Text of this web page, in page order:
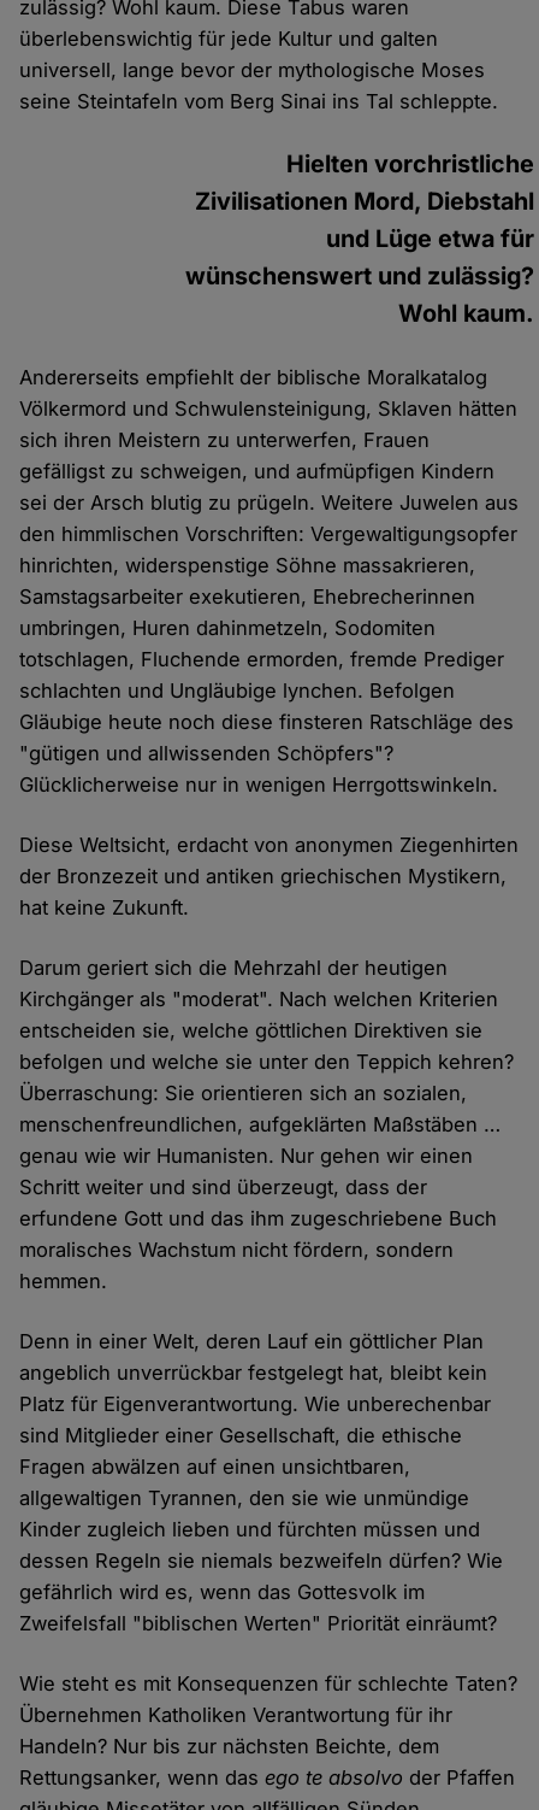
zulässig? Wohl kaum. Diese Tabus waren
überlebenswichtig für jede Kultur und galten
universell, lange bevor der mythologische Moses
seine Steintafeln vom Berg Sinai ins Tal schleppte.
Hielten vorchristliche
Zivilisationen Mord, Diebstahl
und Lüge etwa für
wünschenswert und zulässig?
Wohl kaum.
Andererseits empfiehlt der biblische Moralkatalog
Völkermord und Schwulensteinigung, Sklaven hätten
sich ihren Meistern zu unterwerfen, Frauen
gefälligst zu schweigen, und aufmüpfigen Kindern
sei der Arsch blutig zu prügeln. Weitere Juwelen aus
den himmlischen Vorschriften: Vergewaltigungsopfer
hinrichten, widerspenstige Söhne massakrieren,
Samstagsarbeiter exekutieren, Ehebrecherinnen
umbringen, Huren dahinmetzeln, Sodomiten
totschlagen, Fluchende ermorden, fremde Prediger
schlachten und Ungläubige lynchen. Befolgen
Gläubige heute noch diese finsteren Ratschläge des
"gütigen und allwissenden Schöpfers"?
Glücklicherweise nur in wenigen Herrgottswinkeln.
Diese Weltsicht, erdacht von anonymen Ziegenhirten
der Bronzezeit und antiken griechischen Mystikern,
hat keine Zukunft.
Darum geriert sich die Mehrzahl der heutigen
Kirchgänger als "moderat". Nach welchen Kriterien
entscheiden sie, welche göttlichen Direktiven sie
befolgen und welche sie unter den Teppich kehren?
Überraschung: Sie orientieren sich an sozialen,
menschenfreundlichen, aufgeklärten Maßstäben …
genau wie wir Humanisten. Nur gehen wir einen
Schritt weiter und sind überzeugt, dass der
erfundene Gott und das ihm zugeschriebene Buch
moralisches Wachstum nicht fördern, sondern
hemmen.
Denn in einer Welt, deren Lauf ein göttlicher Plan
angeblich unverrückbar festgelegt hat, bleibt kein
Platz für Eigenverantwortung. Wie unberechenbar
sind Mitglieder einer Gesellschaft, die ethische
Fragen abwälzen auf einen unsichtbaren,
allgewaltigen Tyrannen, den sie wie unmündige
Kinder zugleich lieben und fürchten müssen und
dessen Regeln sie niemals bezweifeln dürfen? Wie
gefährlich wird es, wenn das Gottesvolk im
Zweifelsfall "biblischen Werten" Priorität einräumt?
Wie steht es mit Konsequenzen für schlechte Taten?
Übernehmen Katholiken Verantwortung für ihr
Handeln? Nur bis zur nächsten Beichte, dem
Rettungsanker, wenn dasego te absolvo der Pfaffen